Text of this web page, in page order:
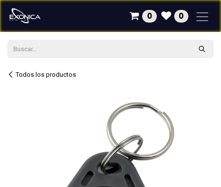
Ir al contenido
0 0
Todos los productos